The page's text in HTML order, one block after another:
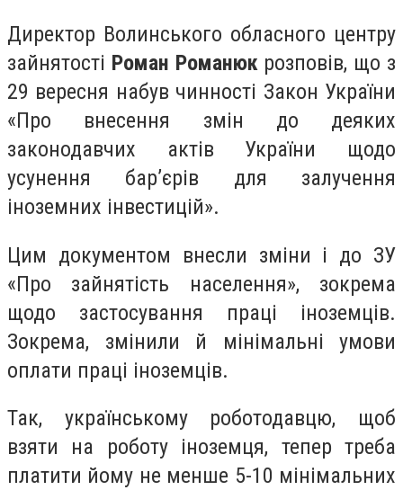
Директор Волинського обласного центру
зайнятості Роман Романюкрозповів, що з
29 вересня набув чинності Закон України
«Про внесення змін до деяких
законодавчих актів України щодо
усунення бар’єрів для залучення
іноземних інвестицій».
Цим документом внесли зміни і до ЗУ
«Про зайнятість населення», зокрема
щодо застосування праці іноземців.
Зокрема, змінили й мінімальні умови
оплати праці іноземців.
Так, українському роботодавцю, щоб
взяти на роботу іноземця, тепер треба
платити йому не менше 5-10 мінімальних